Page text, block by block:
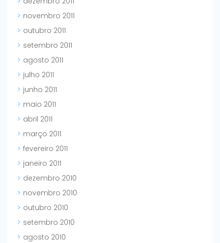
novembro 2011
outubro 2011
setembro 2011
agosto 2011
julho 2011
junho 2011
maio 2011
abril 2011
março 2011
fevereiro 2011
janeiro 2011
dezembro 2010
novembro 2010
outubro 2010
setembro 2010
agosto 2010